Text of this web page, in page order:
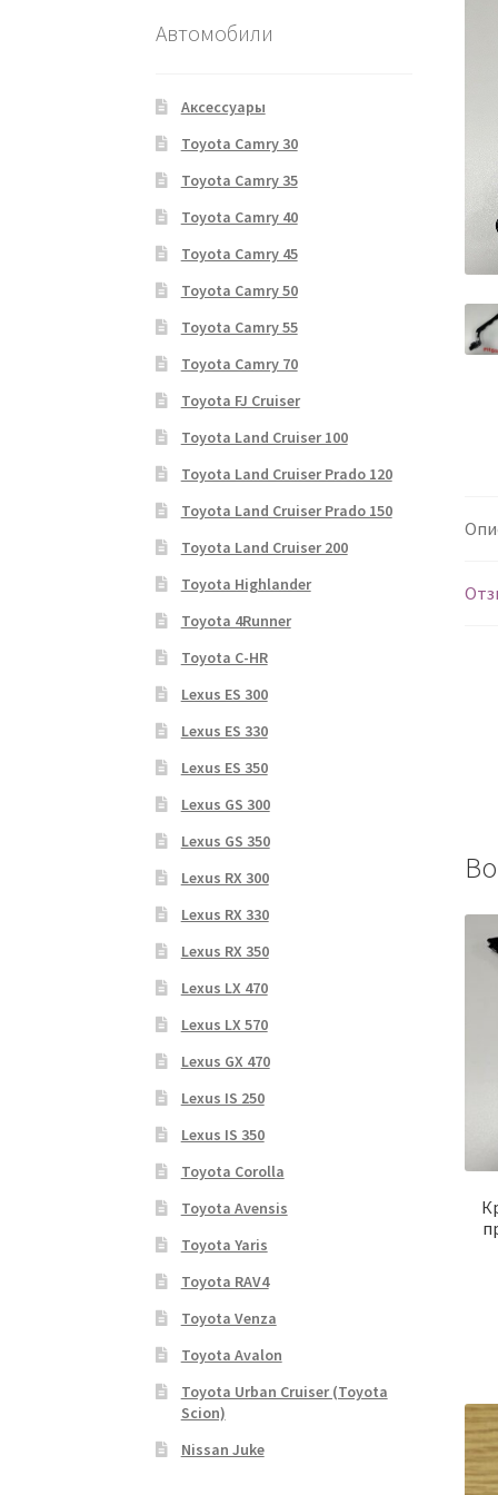
Автомобили
Аксессуары
Toyota Camry 30
Toyota Camry 35
Toyota Camry 40
Toyota Camry 45
Toyota Camry 50
Toyota Camry 55
Toyota Camry 70
Toyota FJ Cruiser
Toyota Land Cruiser 100
Toyota Land Cruiser Prado 120
Toyota Land Cruiser Prado 150
Toyota Land Cruiser 200
Toyota Highlander
Toyota 4Runner
Toyota C-HR
Lexus ES 300
Lexus ES 330
Lexus ES 350
Lexus GS 300
Lexus GS 350
Lexus RX 300
Lexus RX 330
Lexus RX 350
Lexus LX 470
Lexus LX 570
Lexus GX 470
Lexus IS 250
Lexus IS 350
Toyota Corolla
Toyota Avensis
Toyota Yaris
Toyota RAV4
Toyota Venza
Toyota Avalon
Toyota Urban Cruiser (Toyota
Scion)
Nissan Juke